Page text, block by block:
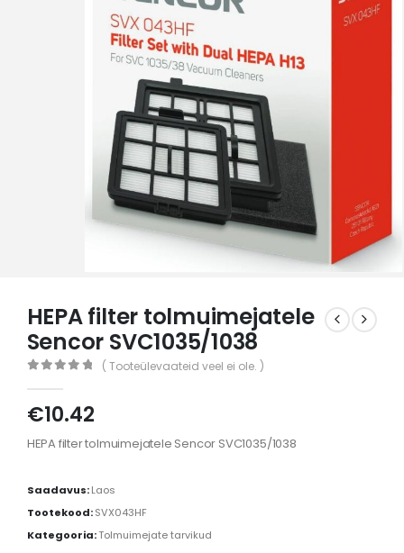
HEPA filter tolmuimejatele
Sencor SVC1035/1038
( Tooteülevaateid veel ei ole. )
€10.42
HEPA filter tolmuimejatele Sencor SVC1035/1038
Saadavus:Laos
Tootekood:SVX043HF
Kategooria:Tolmuimejate tarvikud